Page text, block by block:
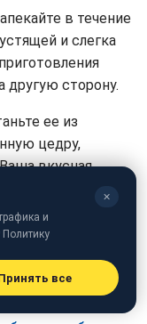
в течение
и слегка
другую сторону.
ее из
цедру,
вкусная
и, скорее
забытым
.
✕
и
Политику
все